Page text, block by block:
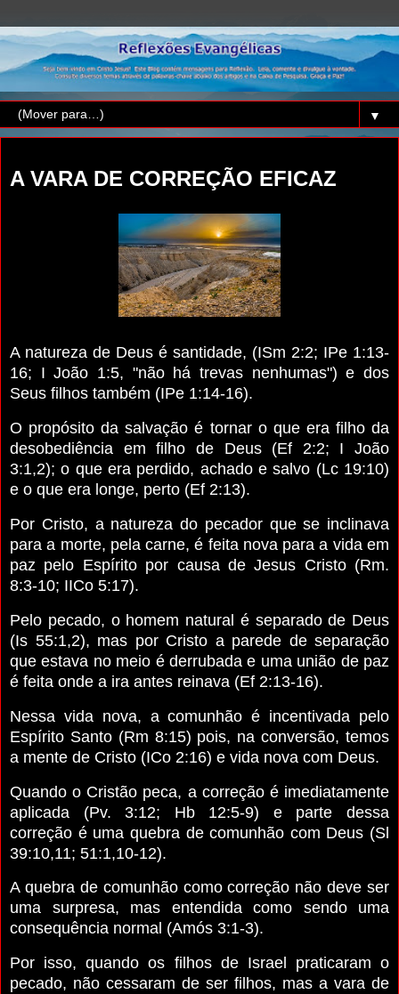
▼
A VARA DE CORREÇÃO EFICAZ
A natureza de Deus é santidade, (ISm 2:2; IPe 1:13-
16; I João 1:5, "não há trevas nenhumas") e dos
Seus filhos também (IPe 1:14-16).
O propósito da salvação é tornar o que era filho da
desobediência em filho de Deus (Ef 2:2; I João
3:1,2); o que era perdido, achado e salvo (Lc 19:10)
e o que era longe, perto (Ef 2:13).
Por Cristo, a natureza do pecador que se inclinava
para a morte, pela carne, é feita nova para a vida em
paz pelo Espírito por causa de Jesus Cristo (Rm.
8:3-10; IICo 5:17).
Pelo pecado, o homem natural é separado de Deus
(Is 55:1,2), mas por Cristo a parede de separação
que estava no meio é derrubada e uma união de paz
é feita onde a ira antes reinava (Ef 2:13-16).
Nessa vida nova, a comunhão é incentivada pelo
Espírito Santo (Rm 8:15) pois, na conversão, temos
a mente de Cristo (ICo 2:16) e vida nova com Deus.
Quando o Cristão peca, a correção é imediatamente
aplicada (Pv. 3:12; Hb 12:5-9) e parte dessa
correção é uma quebra de comunhão com Deus (Sl
39:10,11; 51:1,10-12).
A quebra de comunhão como correção não deve ser
uma surpresa, mas entendida como sendo uma
consequência normal (Amós 3:1-3).
Por isso, quando os filhos de Israel praticaram o
pecado, não cessaram de ser filhos, mas a vara de